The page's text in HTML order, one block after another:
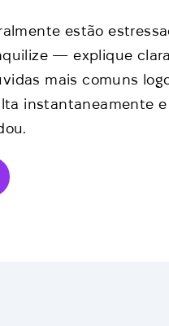
estão
— explique
mais comuns
instantaneamente